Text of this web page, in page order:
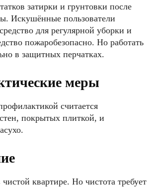
затирки и грунтовки после
Искушённые пользователи
для регулярной уборки и
пожаробезопасно. Но работать
в защитных перчатках.
меры
считается
покрытых плиткой, и
квартире. Но чистота требует